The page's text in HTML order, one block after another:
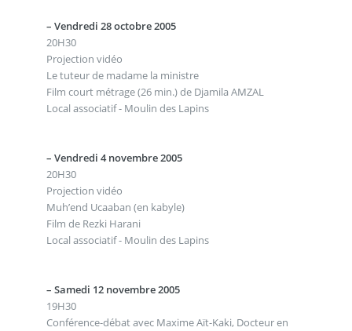
– Vendredi 28 octobre 2005
20H30
Projection vidéo
Le tuteur de madame la ministre
Film court métrage (26 min.) de Djamila AMZAL
Local associatif - Moulin des Lapins
– Vendredi 4 novembre 2005
20H30
Projection vidéo
Muh’end Ucaaban (en kabyle)
Film de Rezki Harani
Local associatif - Moulin des Lapins
– Samedi 12 novembre 2005
19H30
Conférence-débat avec Maxime Aït-Kaki, Docteur en